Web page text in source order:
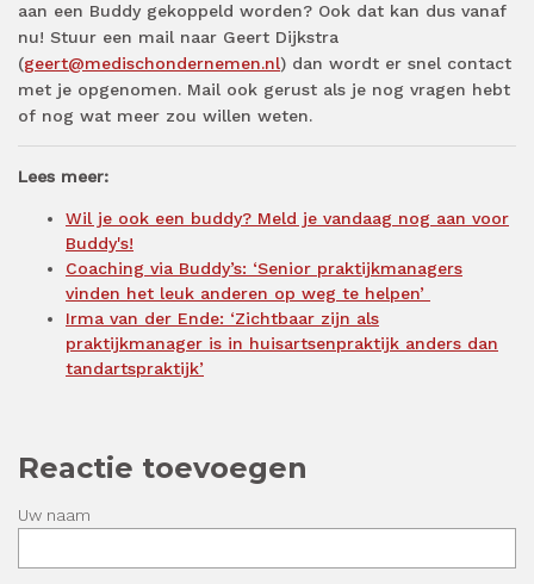
aan een Buddy gekoppeld worden? Ook dat kan dus vanaf
nu! Stuur een mail naar Geert Dijkstra
(geert@medischondernemen.nl) dan wordt er snel contact
met je opgenomen. Mail ook gerust als je nog vragen hebt
of nog wat meer zou willen weten.
Lees meer:
Wil je ook een buddy? Meld je vandaag nog aan voor
Buddy's!
Coaching via Buddy’s: ‘Senior praktijkmanagers
vinden het leuk anderen op weg te helpen’
Irma van der Ende: ‘Zichtbaar zijn als
praktijkmanager is in huisartsenpraktijk anders dan
tandartspraktijk’
Reactie toevoegen
Uw naam